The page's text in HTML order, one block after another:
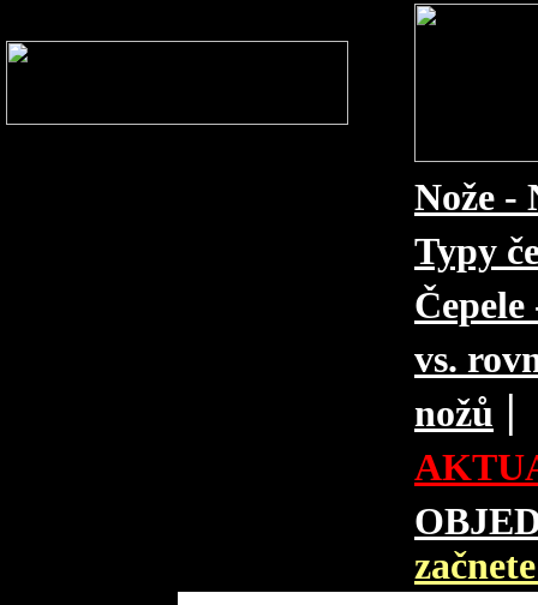
Nože -
Typy
vs.
nožů |